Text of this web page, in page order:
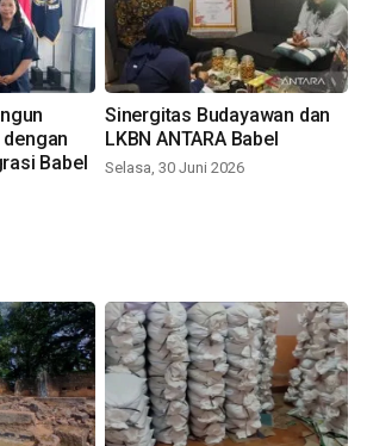
Babel
Sinergitas Budayawan dan
LKBN ANTARA Babel
Selasa, 30 Juni 2026